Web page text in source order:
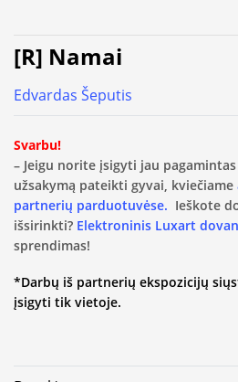
[R] Namai
Edvardas Šeputis
Svarbu!
– Jeigu norite įsigyti jau
užsakymą pateikti gyvai, kviečiame
partnerių parduotuvėse. Ieškote
išsirinkti? Elektroninis Luxart
sprendimas!
*Darbų iš partnerių ekspozicijų
įsigyti tik vietoje.